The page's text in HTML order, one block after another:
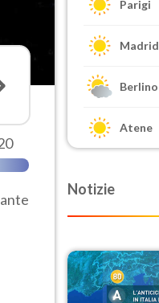
Parigi
Madrid
Berlino
Atene
Notizie